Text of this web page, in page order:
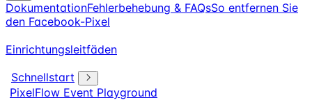
DokumentationFehlerbehebung & FAQsSo entfernen Sie
den Facebook-Pixel
Einrichtungsleitfäden
Schnellstart
PixelFlow Event Playground